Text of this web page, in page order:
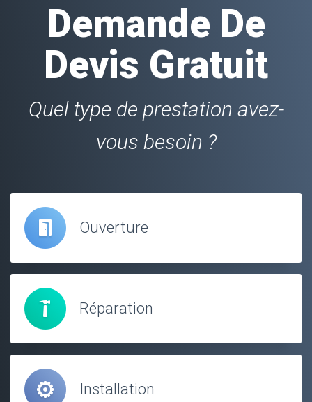
Demande De
Devis Gratuit
Quel type de prestation avez-
vous besoin ?
Ouverture
Réparation
Installation